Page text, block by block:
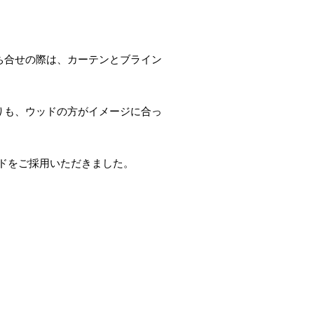
せの際は、カーテンとブライン
、ウッドの方がイメージに合っ
ご採用いただきました。